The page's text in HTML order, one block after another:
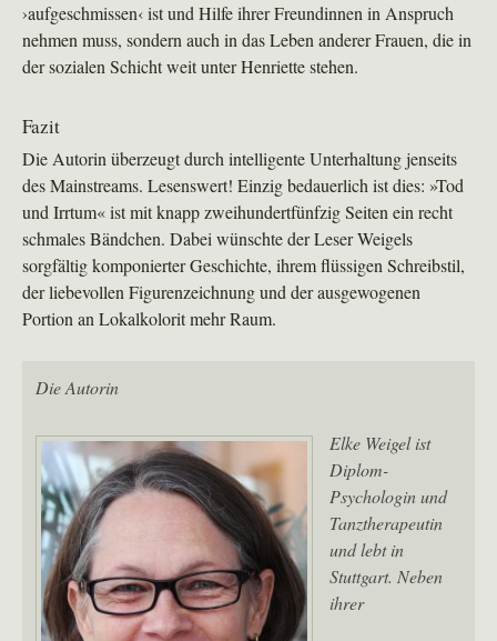
›aufgeschmissen‹ ist und Hilfe ihrer Freundinnen in Anspruch
nehmen muss, sondern auch in das Leben anderer Frauen, die in
der sozialen Schicht weit unter Henriette stehen.
Fazit
Die Autorin überzeugt durch intelligente Unterhaltung jenseits
des Mainstreams. Lesenswert! Einzig bedauerlich ist dies: »Tod
und Irrtum« ist mit knapp zweihundertfünfzig Seiten ein recht
schmales Bändchen. Dabei wünschte der Leser Weigels
sorgfältig komponierter Geschichte, ihrem flüssigen Schreibstil,
der liebevollen Figurenzeichnung und der ausgewogenen
Portion an Lokalkolorit mehr Raum.
Die Autorin
Elke Weigel ist
Diplom-
Psychologin und
Tanztherapeutin
und lebt in
Stuttgart. Neben
ihrer